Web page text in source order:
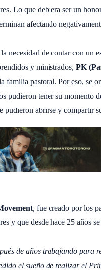
Lo que debiera ser un
afectando
necesidad de contar con un
y ministrados, PK
familia pastoral. Por eso, se
pudieron tener su momento
pudieron abrirse y compartir
, fue creado por los
y que desde hace 25 años
de años trabajando para
el sueño de realizar el